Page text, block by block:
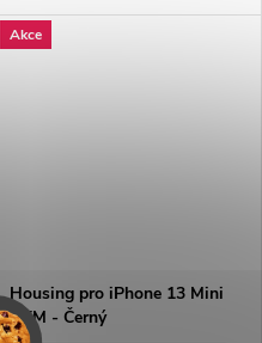
perfektní vzhled a ochranu
vnitřních komponent vašeho
Akce
Housing pro iPhone 13 Mini
OEM - Černý